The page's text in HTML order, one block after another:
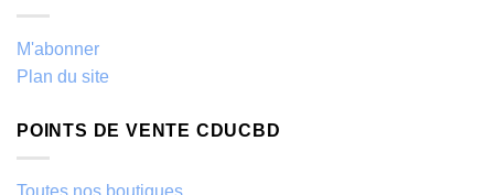
M'abonner
Plan du site
POINTS DE VENTE CDUCBD
Toutes nos boutiques